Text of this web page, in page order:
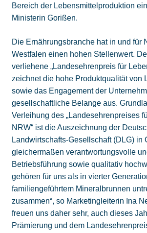
Bereich der Lebensmittelproduktion
Ministerin Gorißen.
Die Ernährungsbranche hat in und für
Westfalen einen hohen Stellenwert.
verliehene „Landesehrenpreis für
zeichnet die hohe Produktqualität von
sowie das Engagement der
gesellschaftliche Belange aus.
Verleihung des „Landesehrenpreises
NRW“ ist die Auszeichnung der
Landwirtschafts-Gesellschaft (DLG) in
gleichermaßen verantwortungsvolle
Betriebsführung sowie qualitativ
gehören für uns als in vierter
familiengeführtem Mineralbrunnen
zusammen“, so Marketingleiterin Ina
freuen uns daher sehr, auch dieses
Prämierung und dem